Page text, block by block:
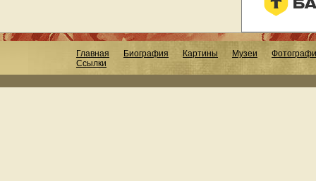
Главная Биография Картины Музеи
Ссылки